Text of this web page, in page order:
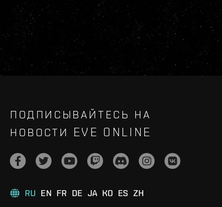
ПОДПИСЫВАЙТЕСЬ НА
НОВОСТИ EVE ONLINE
RU EN FR DE JA KO ES ZH